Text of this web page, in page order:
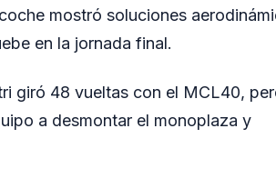
mostró soluciones
en la jornada final.
giró 48 vueltas con el MCL40,
a desmontar el monoplaza y